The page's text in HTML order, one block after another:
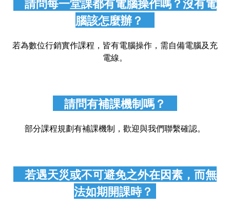
腦該怎麼辦？
若為數位行銷實作課程，皆有電腦操作，需自備電腦及充
電線。
請問有補課機制嗎？
部分課程規劃有補課機制，歡迎與我們聯繫確認。
若遇天災或不可避免之外在因素，而無
法如期開課時？